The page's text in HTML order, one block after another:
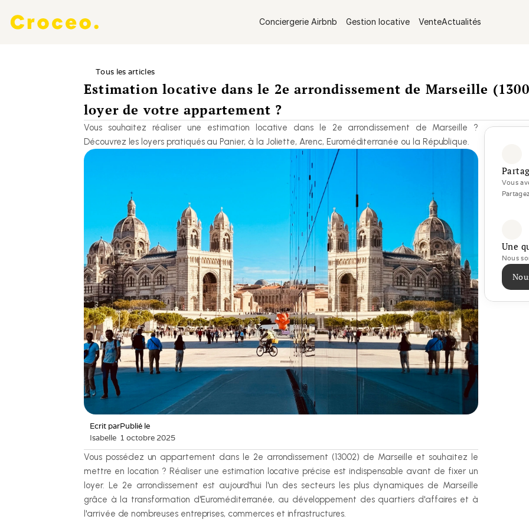
Conciergerie Airbnb Gestion locative VenteActualités
Tous les articles
Estimation locative dans le 2e arrondissement de Marseille
loyer de votre appartement ?
Vous souhaitez réaliser une estimation locative dans le 2e arrondissement de Marseille ?
Découvrez les loyers pratiqués au Panier, à la Joliette, Arenc, Euroméditerranée ou la République.
Ecrit par
Isabelle
Publié le
1 octobre 2025
Vous possédez un appartement dans le 2e arrondissement (13002) de Marseille et souhaitez le
mettre en location ? Réaliser une estimation locative précise est indispensable avant de fixer un
loyer. Le 2e arrondissement est aujourd'hui l'un des secteurs les plus dynamiques de Marseille
grâce à la transformation d'Euroméditerranée, au développement des quartiers d'affaires et à
l'arrivée de nombreuses entreprises, commerces et infrastructures.
Vous
Une
Nous